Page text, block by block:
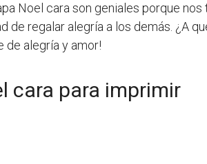
Noel cara son geniales porque
de regalar alegría a los demás. ¿A
de alegría y amor!
cara para imprimir